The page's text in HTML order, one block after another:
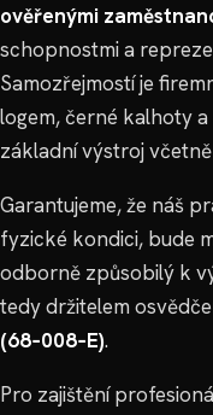
ověřenými
schopnostmi a
Samozřejmostí je
logem, černé kalhoty
základní výstroj
Garantujeme, že náš
fyzické kondici, bude
odborně způsobilý k
tedy držitelem
(68‑008‑E).
Pro zajištění